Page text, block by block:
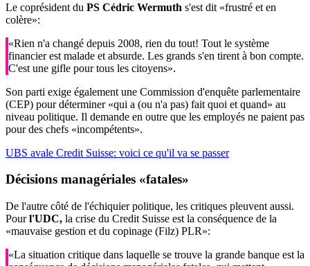
Le coprésident du PS Cédric Wermuth s'est dit «frustré et en
colère»:
«Rien n'a changé depuis 2008, rien du tout! Tout le système
financier est malade et absurde. Les grands s'en tirent à bon compte.
C'est une gifle pour tous les citoyens».
Son parti exige également une Commission d'enquête parlementaire
(CEP) pour déterminer «qui a (ou n'a pas) fait quoi et quand» au
niveau politique. Il demande en outre que les employés ne paient pas
pour des chefs «incompétents».
UBS avale Credit Suisse: voici ce qu'il va se passer
Décisions managériales «fatales»
De l'autre côté de l'échiquier politique, les critiques pleuvent aussi.
Pourl'UDC, la crise du Credit Suisse est la conséquence de la
«mauvaise gestion et du copinage (Filz) PLR»:
«La situation critique dans laquelle se trouve la grande banque est la